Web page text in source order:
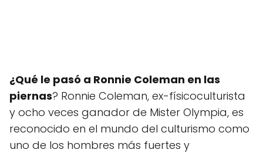
¿Qué le pasó a Ronnie Coleman en las
piernas? Ronnie Coleman, ex-físicoculturista
y ocho veces ganador de Mister Olympia, es
reconocido en el mundo del culturismo como
uno de los hombres más fuertes y